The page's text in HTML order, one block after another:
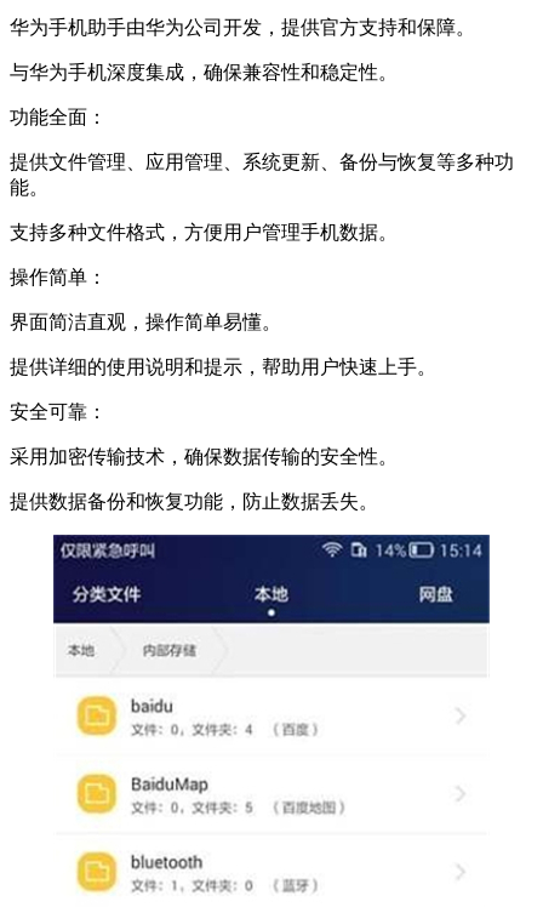
华为手机助手由华为公司开发，提供官方支持和保障。
与华为手机深度集成，确保兼容性和稳定性。
功能全面：
提供文件管理、应用管理、系统更新、备份与恢复等多种功
能。
支持多种文件格式，方便用户管理手机数据。
操作简单：
界面简洁直观，操作简单易懂。
提供详细的使用说明和提示，帮助用户快速上手。
安全可靠：
采用加密传输技术，确保数据传输的安全性。
提供数据备份和恢复功能，防止数据丢失。